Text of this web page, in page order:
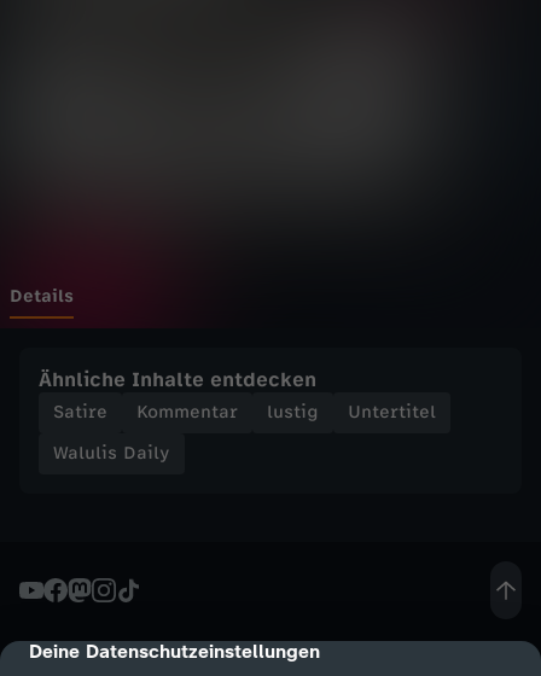
cmp-dialog-description
Deine Datenschutzeinstellungen
-
S
o
n
k
Details
Ähnliche Inhalte entdecken
Satire Kommentar lustig
Untertitel
Walulis Daily